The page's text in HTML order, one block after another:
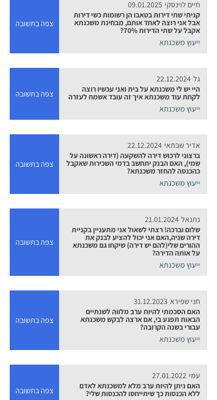
חיים לוינסקי 09.01.2025
קניתי שתי דירות בטאבו הן רשומות כשי דירות
אבל אני רוצה לאחד אותם, מבחינת משכנתא
אקבל על שתי הדירות 70%?
ייעוץ משכנתא
צפה בתשובה
גל 22.12.2024
היי יש לי משכנתא על בית ואני עכשיו רוצה
לקחת עוד משכנתא איך זה עובד אשמח לעזרה
ייעוץ משכנתא
צפה בתשובה
אדיר שבתאי 22.12.2024
ברצוני לרכוש דירה להשקעה (דירה ראשונה על
שמי), האם הבנק יתחשב בדמי השכירות שאקבל
כהכנסה להחזר משכנתא?
ייעוץ משכנתא
צפה בתשובה
נתנאל 21.01.2024
שלום וברכה! רצתי לשאול אני מתעניין בקניית
דירה שניה,האם אני יכול להציע לבנק את
ההורים שלי(להם יש דירה) שיקחו גם משכנתא
על אותה הדירה?
ייעוץ משכנתא
צפה בתשובה
חני שפירא 31.12.2023
האם הסכמתי להיות ערב מלווה לשנתיים
הבאות תפגע בי, אם ארצה לבקש משכנתא
עבורי בשנה הקרובה?
ייעוץ משכנתא
צפה בתשובה
עמי 27.01.2022
האם ניתן להיות ערב מלא למשכנתא לאדם
ללא הכנסות כך שיתייחסו להכנסות שלי?
צפה בתשובה